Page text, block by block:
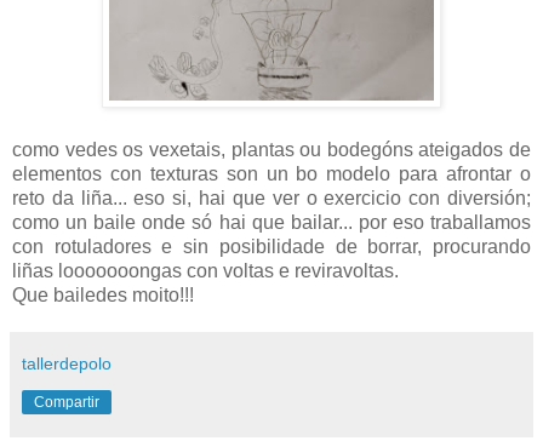
como vedes os vexetais, plantas ou bodegóns ateigados de
elementos con texturas son un bo modelo para afrontar o
reto da liña... eso si, hai que ver o exercicio con diversión;
como un baile onde só hai que bailar... por eso traballamos
con rotuladores e sin posibilidade de borrar, procurando
liñas looooooongas con voltas e reviravoltas.
Que bailedes moito!!!
tallerdepolo
Compartir